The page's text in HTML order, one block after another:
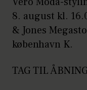
8. august kl.
& Jones
københavn K.
TAG TIL